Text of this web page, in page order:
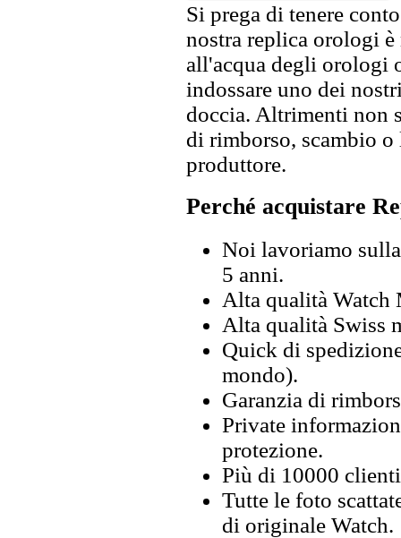
Si prega di tenere
nostra replica orologi
all'acqua degli orologi
indossare uno dei
doccia. Altrimenti non
di rimborso, scambio
produttore.
Perché acquistare
Noi lavoriamo
5 anni.
Alta qualità Watch
Alta qualità Swiss
Quick di
mondo).
Garanzia di
Private
protezione.
Più di 10000
Tutte le foto
di originale Watch.